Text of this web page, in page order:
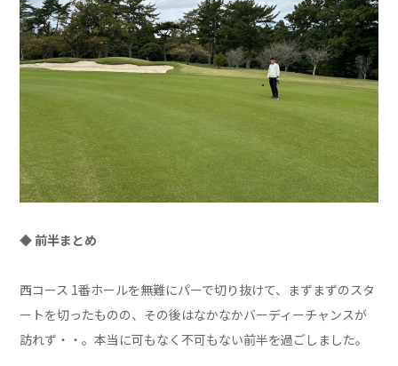
◆ 前半まとめ
西コース 1番ホールを無難にパーで切り抜けて、まずまずのスタ
ートを切ったものの、その後はなかなかバーディーチャンスが
訪れず・・。本当に可もなく不可もない前半を過ごしました。